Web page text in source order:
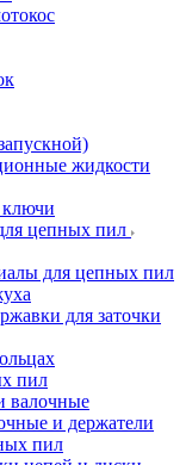
жидкости
цепных пил
для цепных пил
для заточки
пил
валочные
и держатели
пил